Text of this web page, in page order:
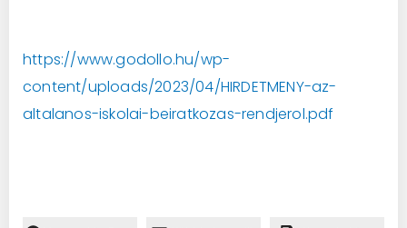
https://www.godollo.hu/wp-
content/uploads/2023/04/HIRDETMENY-az-
altalanos-iskolai-beiratkozas-rendjerol.pdf